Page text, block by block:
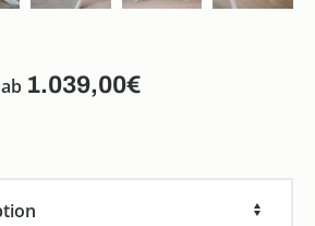
ab 1.039,00€